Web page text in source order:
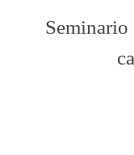
Seminario